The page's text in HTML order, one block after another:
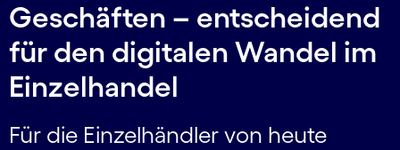
Geschäften – entscheidend
für den digitalen Wandel im
Einzelhandel
Für die Einzelhändler von heute